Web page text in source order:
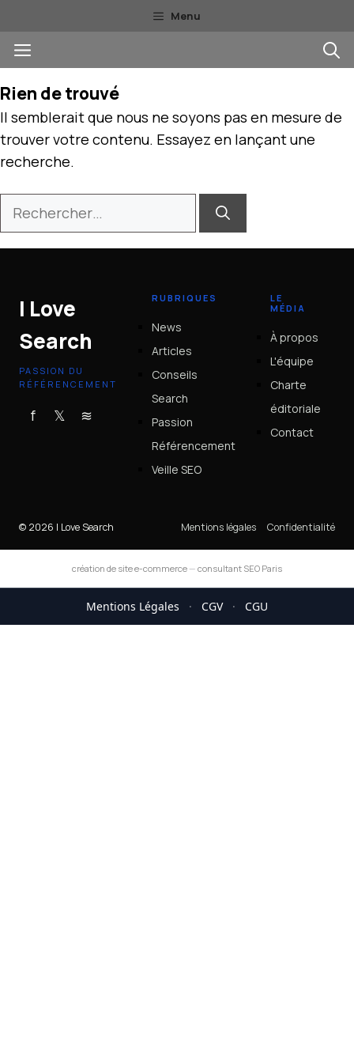
au
contenu
Menu
Menu
Rien de trouvé
Il semblerait que nous ne soyons pas en mesure de
trouver votre contenu. Essayez en lançant une
recherche.
Rechercher :
I Love
Search
PASSION DU
RÉFÉRENCEMENT
f 𝕏 ≋
RUBRIQUES
News
Articles
Conseils
Search
Passion
Référencement
Veille SEO
LE
MÉDIA
À propos
L'équipe
Charte
éditoriale
Contact
© 2026 I Love Search Mentions légales Confidentialité
création de site e-commerce — consultant SEO Paris
Mentions Légales · CGV · CGU